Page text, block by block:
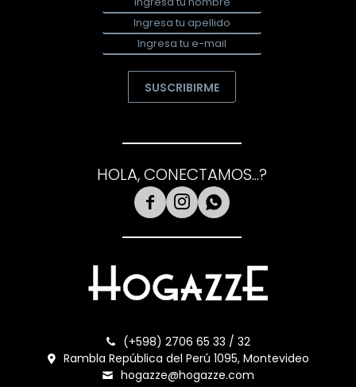
SUSCRIBIRME
HOLA, CONECTAMOS...?
  
(+598) 2706 65 33 / 32
Rambla República del Perú 1095, Montevideo
hogazze@hogazze.com